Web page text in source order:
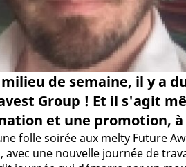
milieu de semaine, il y a
Group ! Et il s'agit
et une promotion,
folle soirée aux melty Future
avec une nouvelle journée de